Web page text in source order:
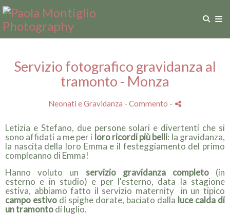
Servizio fotografico gravidanza al
tramonto - Monza
Neonati e Gravidanza - Commento -
Letizia e Stefano, due persone solari e divertenti che si
sono affidati a me per i loro ricordi più belli: la gravidanza,
la nascita della loro Emma e il festeggiamento del primo
compleanno di Emma!
Hanno voluto un servizio gravidanza completo(in
esterno e in studio) e per l'esterno, data la stagione
estiva, abbiamo fatto il servizio maternity in un tipico
campo estivo di spighe dorate, baciato dalla luce calda di
un tramontodi luglio.